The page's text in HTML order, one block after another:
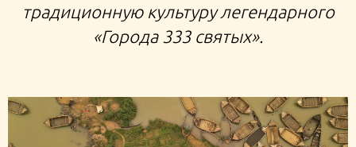
традиционную культуру легендарного
«Города 333 святых».